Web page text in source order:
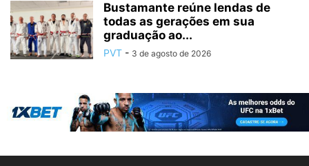
Bustamante reúne lendas de
todas as gerações em sua
graduação ao...
PVT - 3 de agosto de 2026